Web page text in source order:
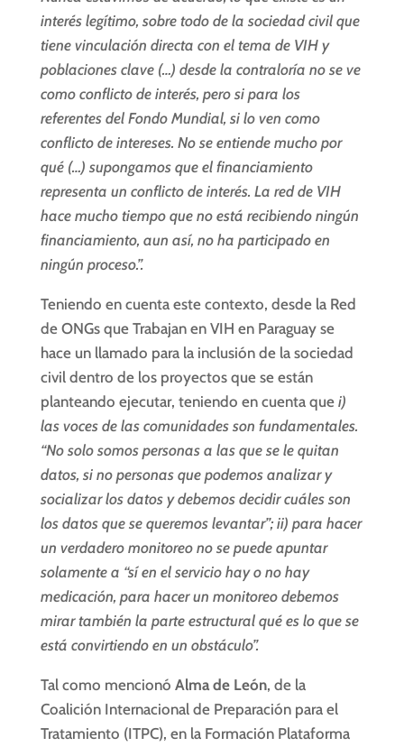
interés legítimo, sobre todo de la sociedad civil que
tiene vinculación directa con el tema de VIH y
poblaciones clave (…) desde la contraloría no se ve
como conflicto de interés, pero si para los
referentes del Fondo Mundial, si lo ven como
conflicto de intereses. No se entiende mucho por
qué (…) supongamos que el financiamiento
representa un conflicto de interés. La red de VIH
hace mucho tiempo que no está recibiendo ningún
financiamiento, aun así, no ha participado en
ningún proceso.”.
Teniendo en cuenta este contexto, desde la Red
de ONGs que Trabajan en VIH en Paraguay se
hace un llamado para la inclusión de la sociedad
civil dentro de los proyectos que se están
planteando ejecutar, teniendo en cuenta que i)
las voces de las comunidades son fundamentales.
“No solo somos personas a las que se le quitan
datos, si no personas que podemos analizar y
socializar los datos y debemos decidir cuáles son
los datos que se queremos levantar”; ii) para hacer
un verdadero monitoreo no se puede apuntar
solamente a “sí en el servicio hay o no hay
medicación, para hacer un monitoreo debemos
mirar también la parte estructural qué es lo que se
está convirtiendo en un obstáculo”.
Tal como mencionó Alma de León, de la
Coalición Internacional de Preparación para el
Tratamiento (ITPC), en la Formación Plataforma